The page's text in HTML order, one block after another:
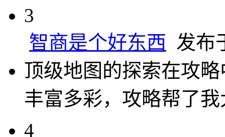
3
智商是个好东西 发布
顶级地图的探索在攻
丰富多彩，攻略帮了
4